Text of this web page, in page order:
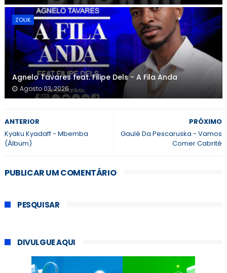
ZOUK
Agnelo Tavares feat. Filipe Dels - A Fila Anda
Agosto 03, 2026
PRÓXIMO
Gaulé Da Pescaruska - Vamos
Comer Cabrité
ANTERIOR
Kyaku Kyadaff - Mbemba
(Álbum)
PUBLICAR UM COMENTÁRIO
PESQUISAR
DIVULGUE AQUI